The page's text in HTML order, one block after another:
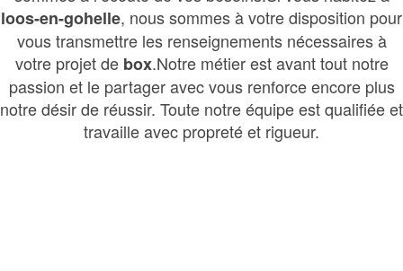
loos-en-gohelle, nous sommes à votre disposition pour
vous transmettre les renseignements nécessaires à
votre projet debox.Notre métier est avant tout notre
passion et le partager avec vous renforce encore plus
notre désir de réussir. Toute notre équipe est qualifiée et
travaille avec propreté et rigueur.